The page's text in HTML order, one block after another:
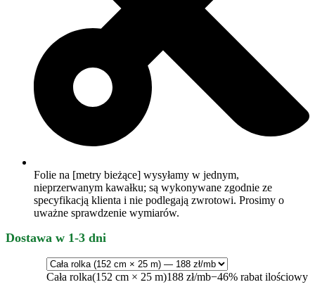
Folie na [metry bieżące] wysyłamy w jednym,
nieprzerwanym kawałku; są wykonywane zgodnie ze
specyfikacją klienta i nie podlegają zwrotowi. Prosimy o
uważne sprawdzenie wymiarów.
Dostawa w 1-3 dni
Cała rolka(152 cm × 25 m)188 zł/mb−46% rabat ilościowy